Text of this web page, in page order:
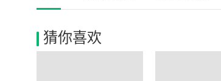
猜你喜欢